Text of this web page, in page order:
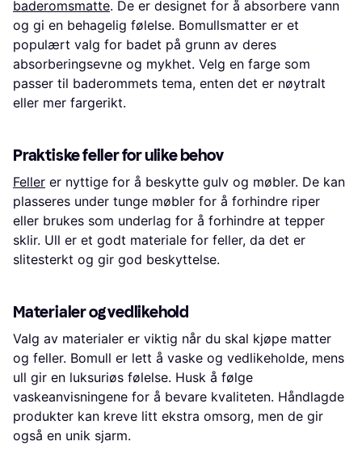
baderomsmatte. De er designet for å absorbere vann
og gi en behagelig følelse. Bomullsmatter er et
populært valg for badet på grunn av deres
absorberingsevne og mykhet. Velg en farge som
passer til baderommets tema, enten det er nøytralt
eller mer fargerikt.
Praktiske feller for ulike behov
Feller er nyttige for å beskytte gulv og møbler. De kan
plasseres under tunge møbler for å forhindre riper
eller brukes som underlag for å forhindre at tepper
sklir. Ull er et godt materiale for feller, da det er
slitesterkt og gir god beskyttelse.
Materialer og vedlikehold
Valg av materialer er viktig når du skal kjøpe matter
og feller. Bomull er lett å vaske og vedlikeholde, mens
ull gir en luksuriøs følelse. Husk å følge
vaskeanvisningene for å bevare kvaliteten. Håndlagde
produkter kan kreve litt ekstra omsorg, men de gir
også en unik sjarm.